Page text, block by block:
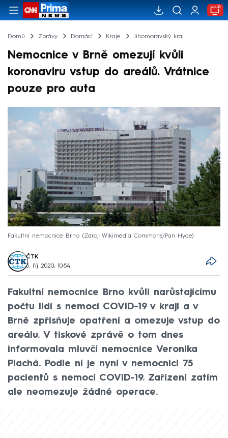
Domů Zprávy Domácí Kraje Jihomoravský kraj
Nemocnice v Brně omezují kvůli
koronaviru vstup do areálů. Vrátnice
pouze pro auta
Fakultní nemocnice Brno Zdroj: Wikimedia Commons/Pan Hyde
ČTK
5. říj 2020, 10:54
Fakultní nemocnice Brno kvůli narůstajícímu
počtu lidí s nemocí COVID-19 v kraji a v
Brně zpřísňuje opatření a omezuje vstup do
areálu. V tiskové zprávě o tom dnes
informovala mluvčí nemocnice Veronika
Plachá. Podle ní je nyní v nemocnici 75
pacientů s nemocí COVID-19. Zařízení zatím
ale neomezuje žádné operace.